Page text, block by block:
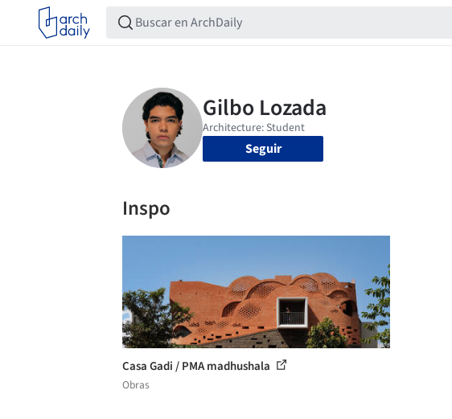
Seguir
Inspo
Casa Gadi / PMA madhushala
Obras